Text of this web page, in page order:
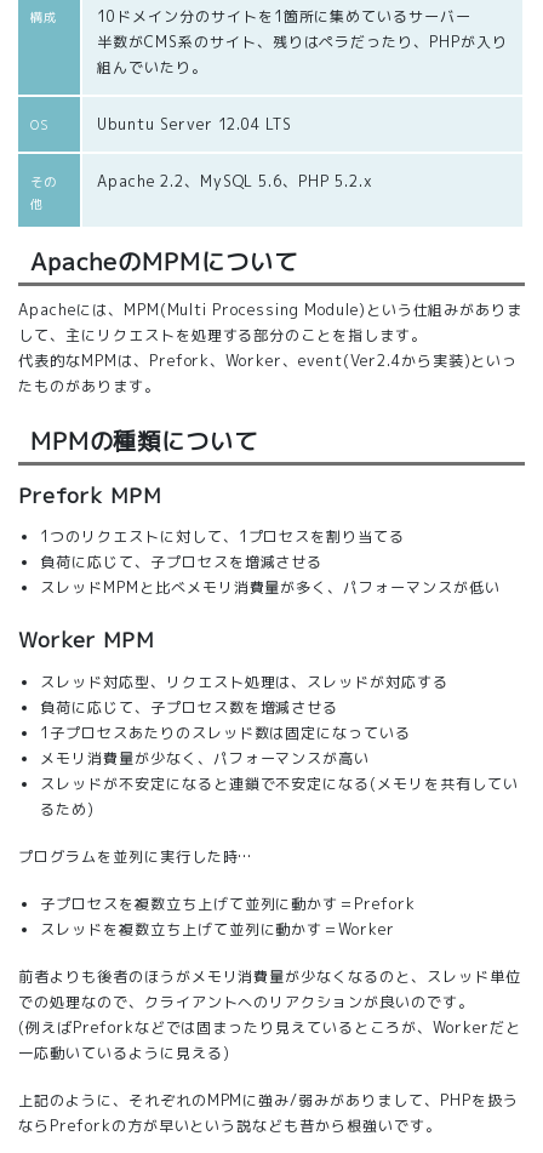
構成
10ドメイン分のサイトを1箇所に集めているサーバー
半数がCMS系のサイト、残りはペラだったり、PHPが入り
組んでいたり。
OS Ubuntu Server 12.04 LTS
その
他
Apache 2.2、MySQL 5.6、PHP 5.2.x
ApacheのMPMについて
Apacheには、MPM(Multi Processing Module)という仕組みがありま
して、主にリクエストを処理する部分のことを指します。
代表的なMPMは、Prefork、Worker、event(Ver2.4から実装)といっ
たものがあります。
MPMの種類について
Prefork MPM
1つのリクエストに対して、1プロセスを割り当てる
負荷に応じて、子プロセスを増減させる
スレッドMPMと比べメモリ消費量が多く、パフォーマンスが低い
Worker MPM
スレッド対応型、リクエスト処理は、スレッドが対応する
負荷に応じて、子プロセス数を増減させる
1子プロセスあたりのスレッド数は固定になっている
メモリ消費量が少なく、パフォーマンスが高い
スレッドが不安定になると連鎖で不安定になる(メモリを共有してい
るため)
プログラムを並列に実行した時…
子プロセスを複数立ち上げて並列に動かす＝Prefork
スレッドを複数立ち上げて並列に動かす＝Worker
前者よりも後者のほうがメモリ消費量が少なくなるのと、スレッド単位
での処理なので、クライアントへのリアクションが良いのです。
(例えばPreforkなどでは固まったり見えているところが、Workerだと
一応動いているように見える)
上記のように、それぞれのMPMに強み/弱みがありまして、PHPを扱う
ならPreforkの方が早いという説なども昔から根強いです。